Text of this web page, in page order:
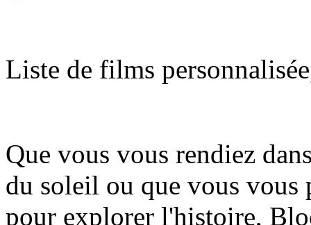
Liste de films
Que vous vous rendiez
du soleil ou que vous vous
pour explorer l'histoire,